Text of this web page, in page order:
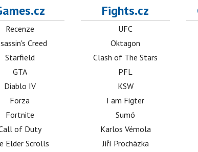
Recenze
Creed
Starfield
GTA
Diablo IV
Forza
Fortnite
of Duty
Elder Scrolls
Fights.cz
UFC
Oktagon
Clash of The Stars
PFL
KSW
I am Figter
Sumó
Karlos Vémola
Jiří Procházka